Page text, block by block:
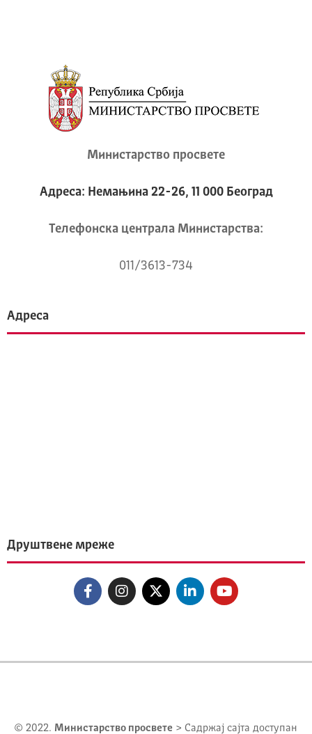
Министарство просвете
Адреса: Немањина 22-26, 11 000 Београд
Телeфонска централа Mинистарства:
011/3613-734
Адреса
Друштвене мреже
© 2022. Министарство просвете > Садржај сајта доступан